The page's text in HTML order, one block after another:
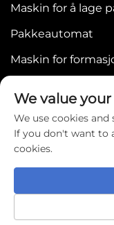
Maskin for å lage
Pakkeautomat
Maskin for
We value
We use cookies
If you don't want to
cookies.